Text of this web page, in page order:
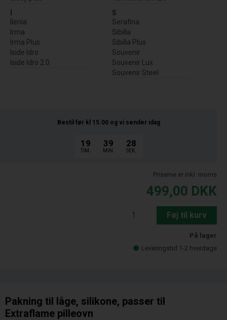
Ilenia
Irma
Irma Plus
Iside Idro
Iside Idro 2.0
S
Serafina
Sibilla
Sibilla Plus
Souvenir
Souvenir Lux
Souvenir Steel
Bestil før kl 15.00 og vi sender idag
19
TIM.
39
MIN.
27
SEK.
Priserne er inkl. moms
499,00 DKK
Føj til kurv
På lager
Leveringstid 1-2 hverdage
Pakning til låge, silikone, passer til
Extraflame pilleovn